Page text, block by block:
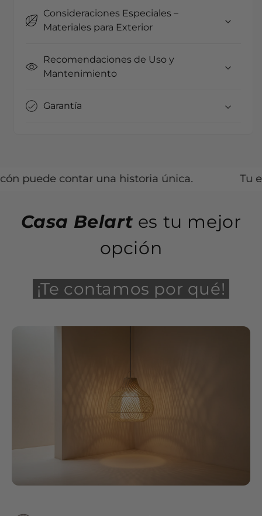
Consideraciones Especiales –
Materiales para Exterior
Recomendaciones de Uso y
Mantenimiento
Garantía
contar una historia única. Tu
Casa Belart es tu mejor
opción
¡Te contamos por qué!